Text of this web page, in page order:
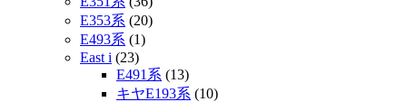
E353系 (20)
E493系 (1)
East i (23)
E491系 (13)
キヤE193系 (10)